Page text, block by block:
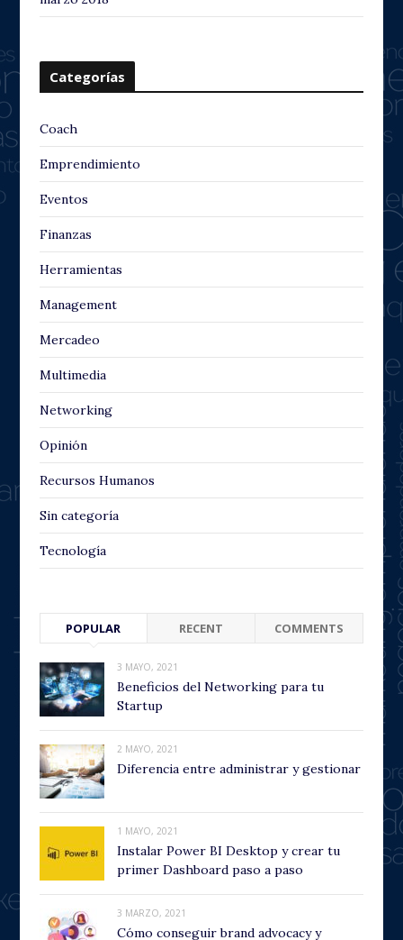
Categorías
Coach
Emprendimiento
Eventos
Finanzas
Herramientas
Management
Mercadeo
Multimedia
Networking
Opinión
Recursos Humanos
Sin categoría
Tecnología
POPULAR RECENT COMMENTS
3 MAYO, 2021
Beneficios del Networking para tu
Startup
2 MAYO, 2021
Diferencia entre administrar y gestionar
1 MAYO, 2021
Instalar Power BI Desktop y crear tu
primer Dashboard paso a paso
3 MARZO, 2021
Cómo conseguir brand advocacy y